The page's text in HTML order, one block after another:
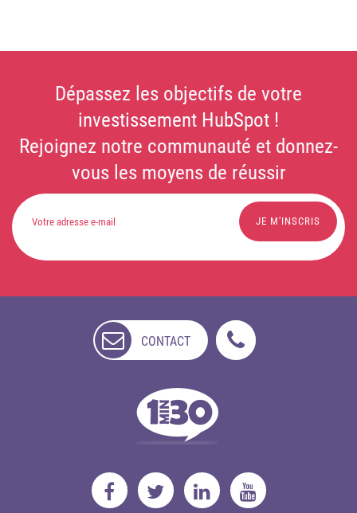
Dépassez les objectifs de votre
investissement HubSpot !
Rejoignez notre communauté et donnez-
vous les moyens de réussir
CONTACT
DISPONIBLE